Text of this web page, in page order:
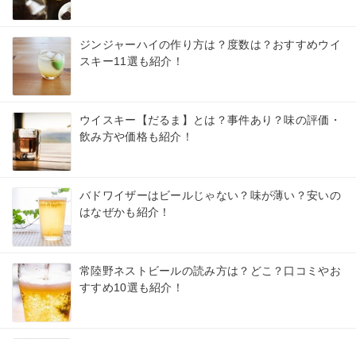
ジンジャーハイの作り方は？度数は？おすすめウイ
スキー11選も紹介！
ウイスキー【だるま】とは？事件あり？味の評価・
飲み方や価格も紹介！
バドワイザーはビールじゃない？味が薄い？安いの
はなぜかも紹介！
常陸野ネストビールの読み方は？どこ？口コミやお
すすめ10選も紹介！